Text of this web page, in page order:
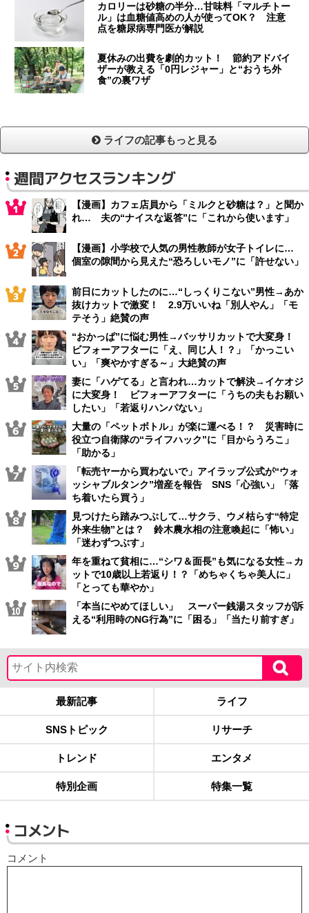
カロリーは砂糖の半分…甘味料「マルチトー
ル」は血糖値高めの人が使ってOK？ 注意
点を糖尿病専門医が解説
夏休みの出費を劇的カット！ 節約アドバイ
ザーが教える「0円レジャー」と“おうち外
食”の裏ワザ
ライフの記事もっと見る
週間アクセスランキング
【漫画】カフェ店員から「ミルクと砂糖は？」と聞か
れ… 夫の“ナイスな返答”に「これから使います」
【漫画】小学校で人気の男性教師が女子トイレに…
個室の隙間から見えた“恐ろしいモノ”に「許せない」
前日にカットしたのに…“しっくりこない”男性→あか
抜けカットで激変！ 2.9万いいね「別人やん」「モ
テそう」絶賛の声
“おかっぱ”に悩む男性→バッサリカットで大変身！
ビフォーアフターに「え、同じ人！？」「かっこい
い」「爽やかすぎる～」大絶賛の声
妻に「ハゲてる」と言われ…カットで解決→イケオジ
に大変身！ ビフォーアフターに「うちの夫もお願い
したい」「若返りハンパない」
大量の「ペットボトル」が楽に運べる！？ 災害時に
役立つ自衛隊の“ライフハック”に「目からうろこ」
「助かる」
「転売ヤーから買わないで」アイラップ公式が“ウォ
ッシャブルタンク”増産を報告 SNS「心強い」「落
ち着いたら買う」
見つけたら踏みつぶして…サクラ、ウメ枯らす“特定
外来生物”とは？ 鈴木農水相の注意喚起に「怖い」
「迷わずつぶす」
年を重ねて貧相に…“シワ＆面長”も気になる女性→カ
ットで10歳以上若返り！？「めちゃくちゃ美人に」
「とっても華やか」
「本当にやめてほしい」 スーパー銭湯スタッフが訴
える“利用時のNG行為”に「困る」「当たり前すぎ」
最新記事 ライフ
SNSトピック リサーチ
トレンド エンタメ
特別企画 特集一覧
コメント
コメント